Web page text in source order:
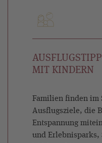
MIT KINDERN
Familien finden im
Ausflugsziele, die
Entspannung
und Erlebnisparks,